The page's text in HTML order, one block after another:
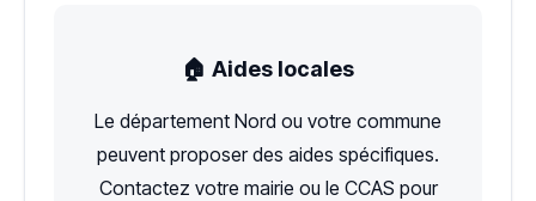
🏠 Aides locales
Le département Nord ou votre commune
peuvent proposer des aides spécifiques.
Contactez votre mairie ou le CCAS pour